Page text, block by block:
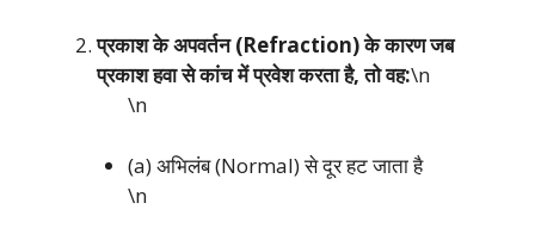
प्रकाश के अपवर्तन (Refraction) के कारण जब
प्रकाश हवा से कांच में प्रवेश करता है, तो वह:\n
\n
(a) अभिलंब (Normal) से दूर हट जाता है
\n